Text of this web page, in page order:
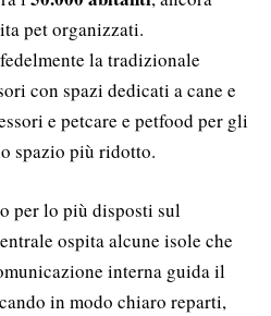
pet organizzati.
la tradizionale
con spazi dedicati a cane e
e petcare e petfood per gli
spazio più ridotto.
per lo più disposti sul
ospita alcune isole che
interna guida il
in modo chiaro reparti,